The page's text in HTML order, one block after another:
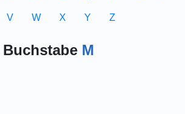
V W X Y Z
Buchstabe M